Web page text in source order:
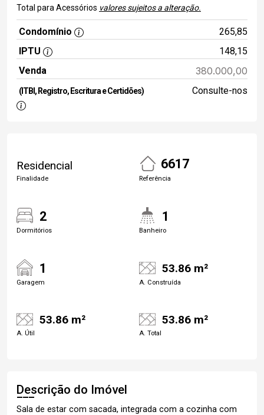
Total para Acessórios valores sujeitos a alteração.
Condomínio
265,85
IPTU
148,15
Venda
380.000,00
(ITBI, Registro, Escritura e Certidões) Consulte-nos
Residencial
Finalidade
6617
Referência
2
Dormitórios
1
Banheiro
1
Garagem
53.86 m²
A. Construída
53.86 m²
A. Útil
53.86 m²
A. Total
Descrição do Imóvel
Sala de estar com sacada, integrada com a cozinha com